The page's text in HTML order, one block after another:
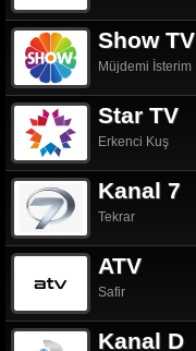
Show TV
Müjdemi İsterim
Star TV
Erkenci Kuş
Kanal 7
Tekrar
ATV
Safir
Kanal D